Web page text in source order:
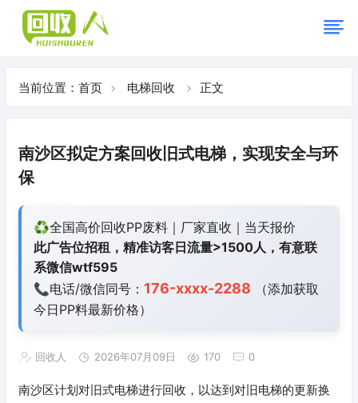
当前位置： 首页 电梯回收 正文
南沙区拟定方案回收旧式电梯，实现安全与环
保
♻️全国高价回收PP废料｜厂家直收｜当天报价
此广告位招租，精准访客日流量>1500人，有意联
系微信wtf595
📞电话/微信同号： 176-xxxx-2288 （添加获取
今日PP料最新价格）
回收人 2026年07月09日 170 0
南沙区计划对旧式电梯进行回收，以达到对旧电梯的更新换